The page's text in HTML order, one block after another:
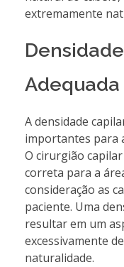
extremamente
Adequada
A densidade
importantes para
O cirurgião
correta para a
consideração as
paciente. Uma
resultar em um
excessivamente
naturalidade.